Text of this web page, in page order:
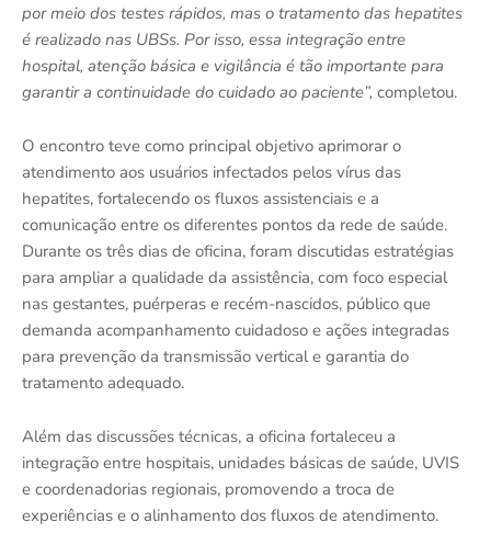
por meio dos testes rápidos, mas o tratamento das hepatites
é realizado nas UBSs. Por isso, essa integração entre
hospital, atenção básica e vigilância é tão importante para
garantir a continuidade do cuidado ao paciente”, completou.
O encontro teve como principal objetivo aprimorar o
atendimento aos usuários infectados pelos vírus das
hepatites, fortalecendo os fluxos assistenciais e a
comunicação entre os diferentes pontos da rede de saúde.
Durante os três dias de oficina, foram discutidas estratégias
para ampliar a qualidade da assistência, com foco especial
nas gestantes, puérperas e recém-nascidos, público que
demanda acompanhamento cuidadoso e ações integradas
para prevenção da transmissão vertical e garantia do
tratamento adequado.
Além das discussões técnicas, a oficina fortaleceu a
integração entre hospitais, unidades básicas de saúde, UVIS
e coordenadorias regionais, promovendo a troca de
experiências e o alinhamento dos fluxos de atendimento.